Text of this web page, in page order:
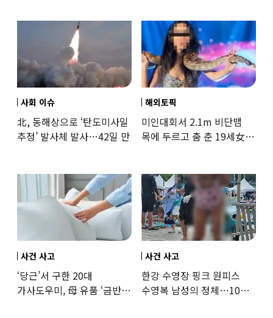
사회 이슈
北, 동해상으로 ‘탄도미사일
추정’ 발사체 발사…42일 만
해외토픽
미인대회서 2.1m 비단뱀
목에 두르고 춤 춘 19세女
사건 사고
‘당근’서 구한 20대
가사도우미, 母 유품 ‘금반지
사건 사고
한강 수영장 핑크 원피스
수영복 남성의 정체…10대